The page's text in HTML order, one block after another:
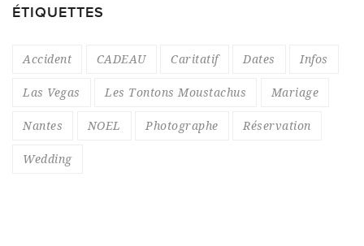
ÉTIQUETTES
Accident CADEAU Caritatif Dates Infos
Las Vegas Les Tontons Moustachus Mariage
Nantes NOEL Photographe Réservation
Wedding